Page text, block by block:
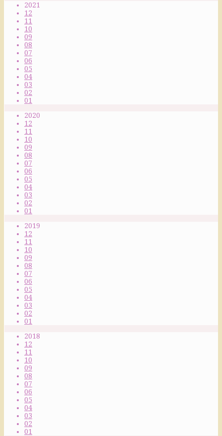
2021
12
11
10
09
08
07
06
05
04
03
02
01
2020
12
11
10
09
08
07
06
05
04
03
02
01
2019
12
11
10
09
08
07
06
05
04
03
02
01
2018
12
11
10
09
08
07
06
05
04
03
02
01